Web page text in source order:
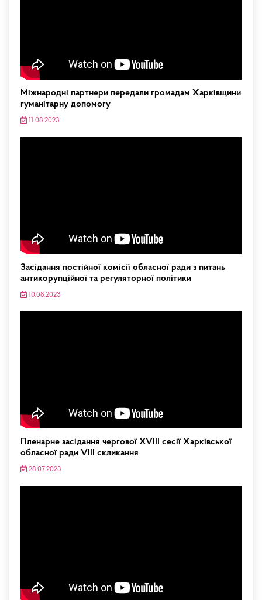
Міжнародні партнери передали громадам Харківщини
гуманітарну допомогу
11.08.2023
Засідання постійної комісії обласної ради з питань
антикорупційної та регуляторної політики
10.08.2023
Пленарне засідання чергової XVIII сесії Харківської
обласної ради VIII скликання
28.07.2023